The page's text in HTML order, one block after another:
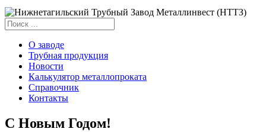
О заводе
Трубная продукция
Новости
Калькулятор металлопроката
Справочник
Контакты
С Новым Годом!